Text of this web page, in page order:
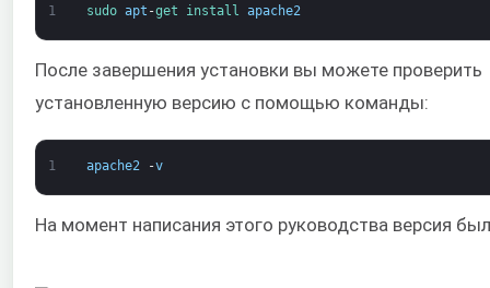
1 sudo apt -get install apache2
После завершения установки вы можете проверить
установленную версию с помощью команды:
1 apache2 -v
На момент написания этого руководства версия